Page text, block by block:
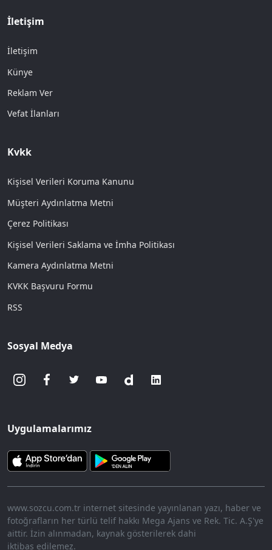
İletişim
İletişim
Künye
Reklam Ver
Vefat İlanları
Kvkk
Kişisel Verileri Koruma Kanunu
Müşteri Aydınlatma Metni
Çerez Politikası
Kişisel Verileri Saklama ve İmha Politikası
Kamera Aydınlatma Metni
KVKK Başvuru Formu
RSS
Sosyal Medya
Uygulamalarımız
www.sozcu.com.tr internet sitesinde yayınlanan yazı, haber ve
fotoğrafların her türlü telif hakkı Mega Ajans ve Rek. Tic. A.Ş'ye
aittir. İzin alınmadan, kaynak gösterilerek dahi
iktibas edilemez.